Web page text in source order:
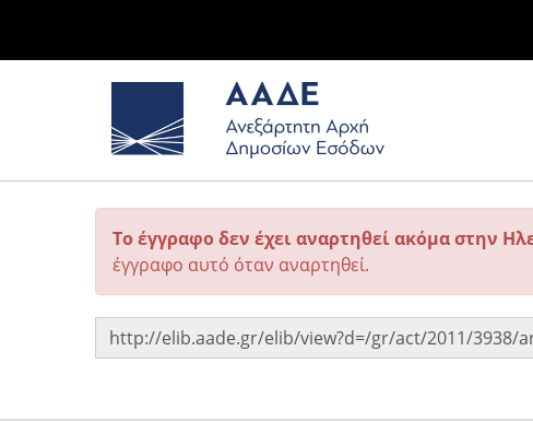
Το έγγραφο δεν έχει αναρτηθεί ακόμα στην
έγγραφο αυτό όταν αναρτηθεί.